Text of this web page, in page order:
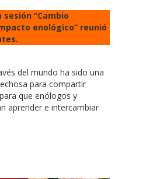
“Cambio
enológico” reunió
del mundo ha sido una
para compartir
que enólogos y
aprender e intercambiar